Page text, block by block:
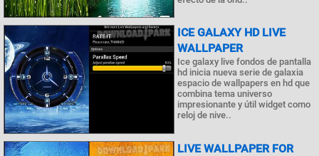
ICE GALAXY HD LIVE
WALLPAPER
Ice galaxy live fondos de pantalla
hd inicia nueva serie de galaxia
espacio de wallpapers en hd que
combina tema universo
impresionante y útil widget como
reloj de nive..
LIVE WALLPAPER FOR